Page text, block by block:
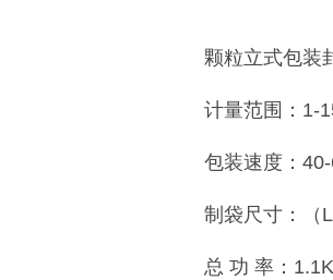
颗粒立式包装
计量范围：1-
包装速度：
制袋尺寸：（
总 功 率：